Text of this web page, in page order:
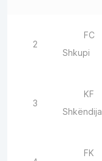
2
FC
Shkupi
3
KF
Shkëndija
FK